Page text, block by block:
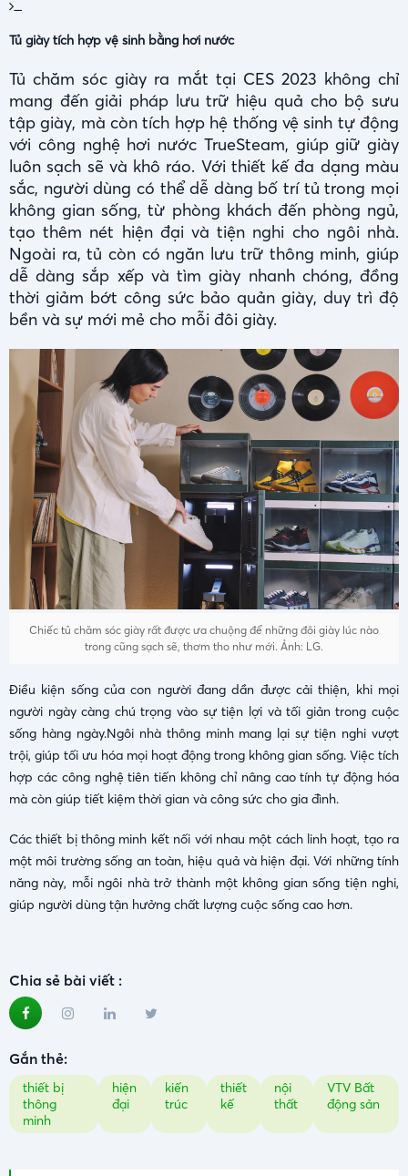
Tủ giày tích hợp vệ sinh bằng hơi nước
Tủ chăm sóc giày ra mắt tại CES 2023 không chỉ
mang đến giải pháp lưu trữ hiệu quả cho bộ sưu
tập giày, mà còn tích hợp hệ thống vệ sinh tự động
với công nghệ hơi nước TrueSteam, giúp giữ giày
luôn sạch sẽ và khô ráo. Với thiết kế đa dạng màu
sắc, người dùng có thể dễ dàng bố trí tủ trong mọi
không gian sống, từ phòng khách đến phòng ngủ,
tạo thêm nét hiện đại và tiện nghi cho ngôi nhà.
Ngoài ra, tủ còn có ngăn lưu trữ thông minh, giúp
dễ dàng sắp xếp và tìm giày nhanh chóng, đồng
thời giảm bớt công sức bảo quản giày, duy trì độ
bền và sự mới mẻ cho mỗi đôi giày.
Chiếc tủ chăm sóc giày rất được ưa chuộng để những đôi giày lúc nào
trong cũng sạch sẽ, thơm tho như mới. Ảnh: LG.
Điều kiện sống của con người đang dần được cải thiện, khi mọi
người ngày càng chú trọng vào sự tiện lợi và tối giản trong cuộc
sống hàng ngày.Ngôi nhà thông minh mang lại sự tiện nghi vượt
trội, giúp tối ưu hóa mọi hoạt động trong không gian sống. Việc tích
hợp các công nghệ tiên tiến không chỉ nâng cao tính tự động hóa
mà còn giúp tiết kiệm thời gian và công sức cho gia đình.
Các thiết bị thông minh kết nối với nhau một cách linh hoạt, tạo ra
một môi trường sống an toàn, hiệu quả và hiện đại. Với những tính
năng này, mỗi ngôi nhà trở thành một không gian sống tiện nghi,
giúp người dùng tận hưởng chất lượng cuộc sống cao hơn.
Chia sẻ bài viết :
Gắn thẻ:
thiết bị
thông
minh
hiện
đại
kiến
trúc
thiết
kế
nội
thất
VTV Bất
động sản